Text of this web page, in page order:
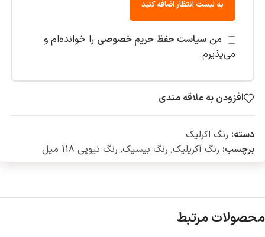
به لیست انتظار اضافه کنید
من سیاست حفظ حریم خصوصی را خوانده‌ام و
می‌پذیرم.
افزودن به علاقه مندی
دسته: رنگ اکرلیک
برچسب: رنگ آکریلیک, رنگ بیسیک, رنگ تیوپی 118 میل
محصولات مرتبط